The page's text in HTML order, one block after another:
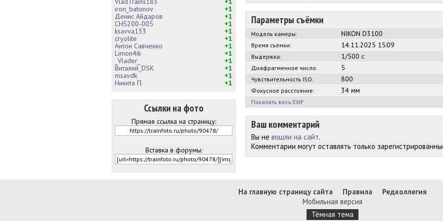
iron_batonov
+1
Денис Айдаров
+1
CHS200-005
+1
ksavva133
+1
cryolite
+1
Антон Савченко
+1
Limon4ik
+1
_Vlader_
+1
Виталий_DSK
+1
msavdk
+1
Никита П.
+1
Ссылки на фото
Прямая ссылка на страницу:
Вставка в форумы:
Параметры съёмки
Модель камеры: NIKON D3100
Время съёмки: 14.11.2025 15:09
Выдержка: 1/500 с
Диафрагменное число: 5
Чувствительность ISO: 800
Фокусное расстояние: 34 мм
Показать весь EXIF
Ваш комментарий
Вы не вошли на сайт.
Комментарии могут оставлять только
На главную страницу сайта Правила
Редколлегия
Мобильная версия
Тёмная тема